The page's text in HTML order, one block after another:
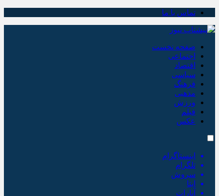
تماس با ما
صفحه نخست
اجتماعی
اقتصاد
سیاسی
فرهنگ
مذهبی
ورزش
فیلم
عکس
اینستاگرام
تلگرام
سروش
ایتا
آپارات